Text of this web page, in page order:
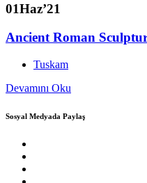
01Haz’21
Ancient Roman
Tuskam
Devamını Oku
Sosyal Medyada Paylaş